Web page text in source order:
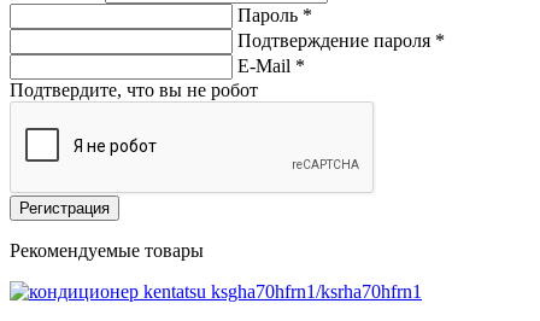
Пароль *
Подтверждение пароля *
E-Mail *
Подтвердите, что вы не робот
Регистрация
Рекомендуемые товары